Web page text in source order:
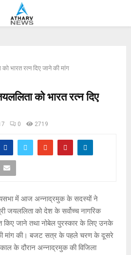
भारत रत्न दिए जाने की मांग
को भारत रत्न दिए
0 2719
में आज अन्नाद्रमुक के सदस्यों ने
जयललिता को देश के सर्वोच्च नागरिक
किए जाने तथा नोबेल पुरस्कार के लिए उनके
मांग की। बजट सत्र के पहले चरण के दूसरे
के दौरान अन्नाद्रमुक की विजिला